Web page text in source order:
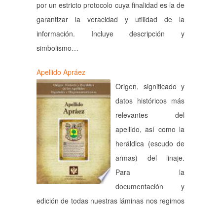
por un estricto protocolo cuya finalidad es la de
garantizar la veracidad y utilidad de la
información. Incluye descripción y
simbolismo…
Apellido Apráez
Origen, significado y
datos históricos más
relevantes del
apellido, así como la
heráldica (escudo de
armas) del linaje.
Para la
documentación y
edición de todas nuestras láminas nos regimos